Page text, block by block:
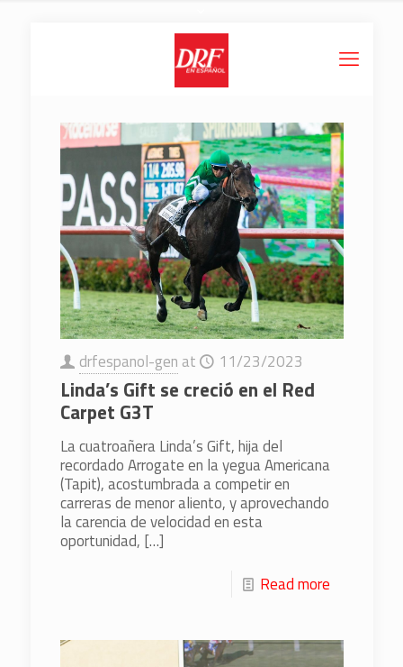
drfespanol-gen at 11/23/2023
Linda’s Gift se creció en el Red
Carpet G3T
La cuatroañera Linda’s Gift, hija del
recordado Arrogate en la yegua Americana
(Tapit), acostumbrada a competir en
carreras de menor aliento, y aprovechando
la carencia de velocidad en esta
oportunidad, […]
Read more